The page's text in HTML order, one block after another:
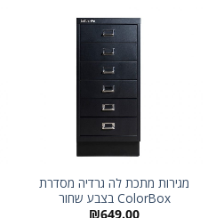
מגירות מתכת לה גרדיה מסדרת
ColorBox בצבע שחור
₪649.00